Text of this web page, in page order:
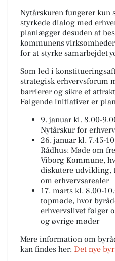
Nytårskuren fungerer kun
styrkede dialog med
planlægger desuden at
kommunens
for at styrke samarbejdet
Som led i
strategisk erhvervsforum
barrierer og sikre et
Følgende initiativer er
9. januar kl. 8.00-
Nytårskur for
26. januar kl. 7.45-
Rådhus: Møde om
Viborg Kommune,
diskutere udvikling,
om erhvervsarealer
17. marts kl. 8.00-
topmøde, hvor
erhvervslivet følger
og øvrige møder
Mere information om
kan findes her: Det nye